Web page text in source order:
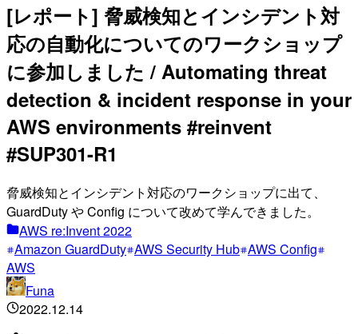
[レポート] 脅威検知とインシデント対
応の自動化についてのワークショップ
に参加しました / Automating threat
detection & incident response in your
AWS environments #reinvent
#SUP301-R1
脅威検知とインシデント対応のワークショップに出て、
GuardDuty や Config について改めて学んできました。
AWS re:Invent 2022
Amazon GuardDuty AWS Security Hub AWS Config
AWS
Funa
2022.12.14